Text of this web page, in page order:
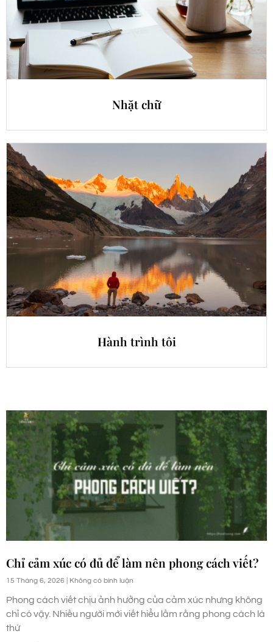
Nhặt chữ
Hành trình tôi
Chỉ cảm xúc có đủ để làm nên phong cách viết?
15 Tháng 6, 2026 Không có bình luận
Phong cách viết chịu ảnh hưởng của cảm xúc nhưng không
chỉ có vậy. Nhiều người mới viết hiểu lầm rằng phong cách là
thứ